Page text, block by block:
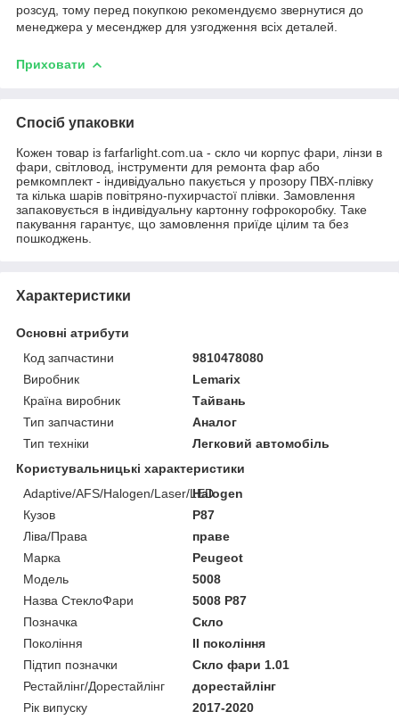
розсуд, тому перед покупкою рекомендуємо звернутися до
менеджера у месенджер для узгодження всіх деталей.
Приховати
Спосіб упаковки
Кожен товар із farfarlight.com.ua - скло чи корпус фари, лінзи в
фари, світловод, інструменти для ремонта фар або
ремкомплект - індивідуально пакується у прозору ПВХ-плівку
та кілька шарів повітряно-пухирчастої плівки. Замовлення
запаковується в індивідуальну картонну гофрокоробку. Таке
пакування гарантує, що замовлення приїде цілим та без
пошкоджень.
Характеристики
Основні атрибути
Код запчастини
9810478080
Виробник
Lemarix
Країна виробник
Тайвань
Тип запчастини
Аналог
Тип техніки
Легковий автомобіль
Користувальницькі характеристики
Adaptive/AFS/Halogen/Laser/LEDHalogen
Кузов
P87
Ліва/Права
праве
Марка
Peugeot
Мoдель
5008
Назва СтеклоФари
5008 P87
Позначка
Скло
Покоління
II покоління
Підтип позначки
Скло фари 1.01
Рестайлінг/Дорестайлінг
дорестайлінг
Рік випуску
2017-2020